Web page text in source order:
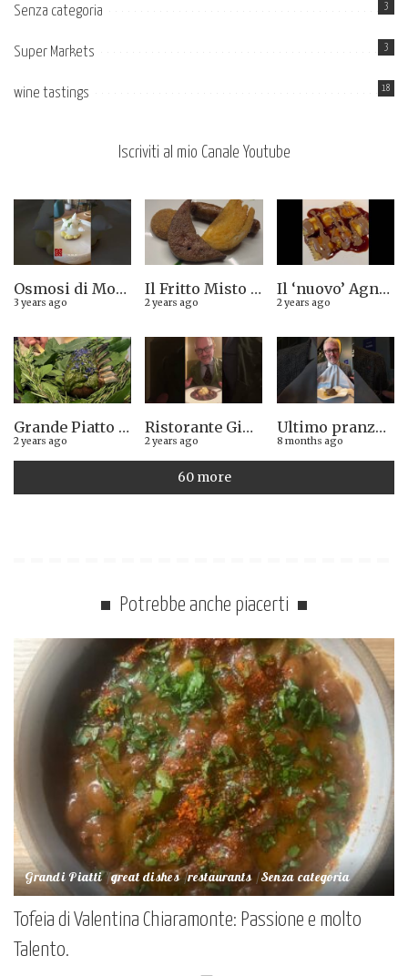
Senza categoria 3
Super Markets 3
wine tastings 18
Iscriviti al mio Canale Youtube
Osmosi di Montepulciano nuova stella Michelin. Avevamo visto lungo il 14.08.2023
3 years ago
Il Fritto Misto del Centro di Priocca
2 years ago
Il ‘nuovo’ Agnolotto di Torino del Mago Rabin
2 years ago
Grande Piatto al rist. Quintilio di Altare SV: Carrè di agnello in crosta di erbe aromatiche liguri
2 years ago
Ristorante Giglio di Lucca. Stella Michelin sì o no?
2 years ago
Ultimo pranzo torinese al ristorante Casa Vicina. 13/12/2025
8 months ago
60 more
Potrebbe anche piacerti
Grandi Piatti great dishes restaurants Senza categoria
Tofeia di Valentina Chiaramonte: Passione e molto
Talento.